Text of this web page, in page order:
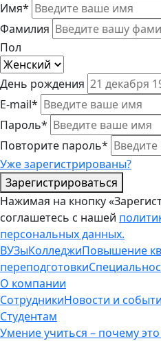
Имя*
Фамилия
Пол
День рождения
E-mail*
Пароль*
Повторите пароль*
Уже зарегистрированы?
Зарегистрироваться
Нажимая на кнопку
соглашетесь с нашей
персональных данных.
ВУЗыКолледжиПовышение
переподготовки
О компании
СотрудникиНовости и
Студентам
Умение учиться – почему